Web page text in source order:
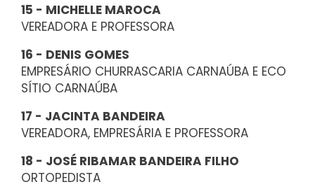
15 - MICHELLE MAROCA
VEREADORA E PROFESSORA
16 - DENIS GOMES
EMPRESÁRIO CHURRASCARIA CARNAÚBA E ECO
SÍTIO CARNAÚBA
17 - JACINTA BANDEIRA
VEREADORA, EMPRESÁRIA E PROFESSORA
18 - JOSÉ RIBAMAR BANDEIRA FILHO
ORTOPEDISTA